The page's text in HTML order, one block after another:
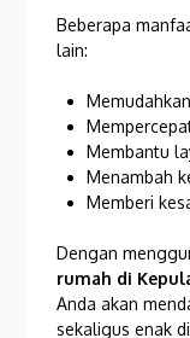
Beberapa
lain:
Membantu
Menambah
Memberi
Dengan
rumah di
Anda akan
sekaligus enak